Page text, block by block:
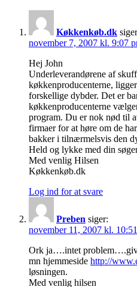
Køkkenkøb.dk
november 7, 2007 kl. 9:07
Hej John
Underleverandørene af
køkkenproducenterne,
forskellige dybder. Det er
køkkenproducenterne
program. Du er nok nød til
firmaer for at høre om de
bakker i tilnærmelsvis den
Held og lykke med din
Med venlig Hilsen
Køkkenkøb.dk
Log ind for at svare
Preben siger:
november 11, 2007 kl.
Ork ja….intet problem….giv
mn hjemmeside http://
løsningen.
Med venlig hilsen